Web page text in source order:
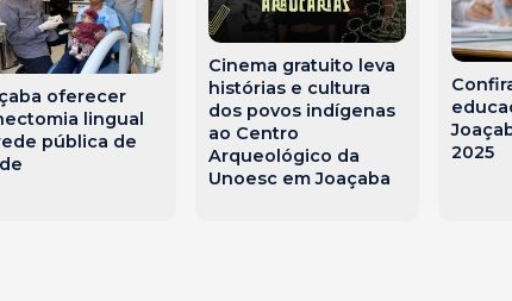
oferecer
lingual
pública de
Cinema gratuito leva
histórias e cultura
dos povos indígenas
ao Centro
Arqueológico da
Unoesc em Joaçaba
2025